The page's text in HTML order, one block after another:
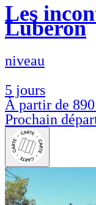
Les
Luberon
niveau
5 jours
À partir de
Prochain